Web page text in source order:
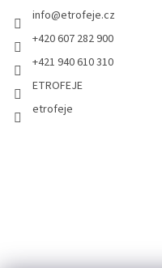
info@etrofeje.cz
+420 607 282 900
+421 940 610 310
ETROFEJE
etrofeje